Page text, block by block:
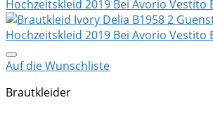
Auf die Wunschliste
Brautkleider